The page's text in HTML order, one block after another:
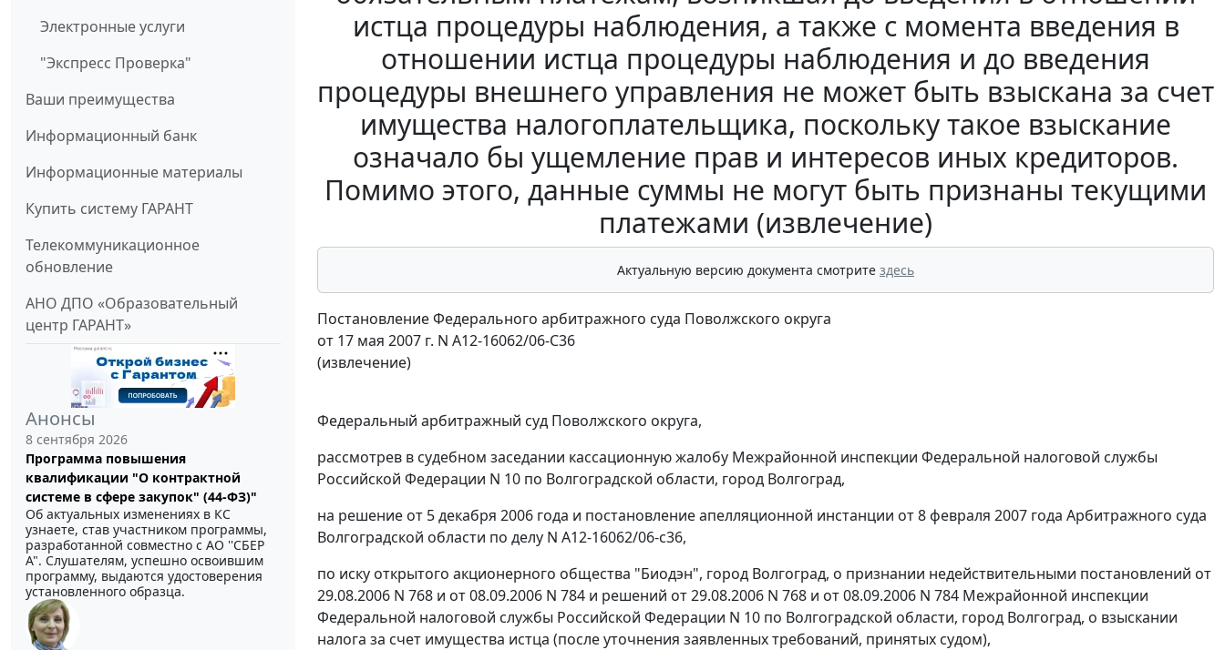
Электронные услуги
"Экспресс Проверка"
Ваши преимущества
Информационный банк
Информационные материалы
Купить систему ГАРАНТ
Телекоммуникационное
обновление
АНО ДПО «Образовательный
центр ГАРАНТ»
Анонсы
8 сентября 2026
Программа повышения
квалификации "О контрактной
системе в сфере закупок" (44-ФЗ)"
Об актуальных изменениях в КС
узнаете, став участником программы,
разработанной совместно с АО ''СБЕР
А". Слушателям, успешно освоившим
программу, выдаются удостоверения
установленного образца.
истца процедуры наблюдения, а также с момента введения в
отношении истца процедуры наблюдения и до введения
процедуры внешнего управления не может быть взыскана за счет
имущества налогоплательщика, поскольку такое взыскание
означало бы ущемление прав и интересов иных кредиторов.
Помимо этого, данные суммы не могут быть признаны текущими
платежами (извлечение)
Актуальную версию документа смотрите здесь
Постановление Федерального арбитражного суда Поволжского округа
от 17 мая 2007 г. N А12-16062/06-С36
(извлечение)
Федеральный арбитражный суд Поволжского округа,
рассмотрев в судебном заседании кассационную жалобу Межрайонной инспекции Федеральной налоговой службы
Российской Федерации N 10 по Волгоградской области, город Волгоград,
на решение от 5 декабря 2006 года и постановление апелляционной инстанции от 8 февраля 2007 года Арбитражного суда
Волгоградской области по делу N А12-16062/06-с36,
по иску открытого акционерного общества "Биодэн", город Волгоград, о признании недействительными постановлений от
29.08.2006 N 768 и от 08.09.2006 N 784 и решений от 29.08.2006 N 768 и от 08.09.2006 N 784 Межрайонной инспекции
Федеральной налоговой службы Российской Федерации N 10 по Волгоградской области, город Волгоград, о взыскании
налога за счет имущества истца (после уточнения заявленных требований, принятых судом),